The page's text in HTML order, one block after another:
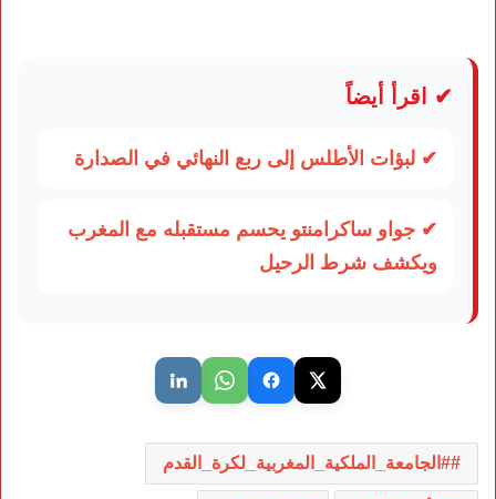
✔ اقرأ أيضاً
✔ لبؤات الأطلس إلى ربع النهائي في الصدارة
✔ جواو ساكرامنتو يحسم مستقبله مع المغرب
ويكشف شرط الرحيل
#الجامعة_الملكية_المغربية_لكرة_القدم